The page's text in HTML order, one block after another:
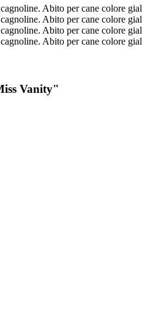
Vanity"